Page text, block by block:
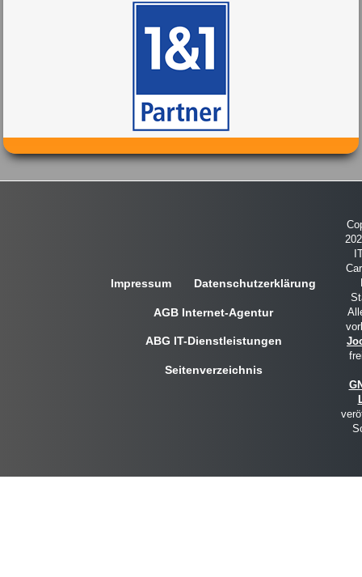
Impressum Datenschutzerklärung
AGB Internet-Agentur
ABG IT-Dienstleistungen
Seitenverzeichnis